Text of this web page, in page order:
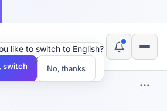
다 ×
like to switch to English?
switch No, thanks